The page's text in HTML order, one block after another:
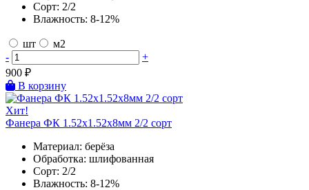
Сорт: 2/2
Влажность: 8-12%
шт
м2
-
+
900 ₽
В корзину
Хит!
Фанера ФК 1.52х1.52х8мм 2/2 сорт
Материал: берёза
Обработка: шлифованная
Сорт: 2/2
Влажность: 8-12%